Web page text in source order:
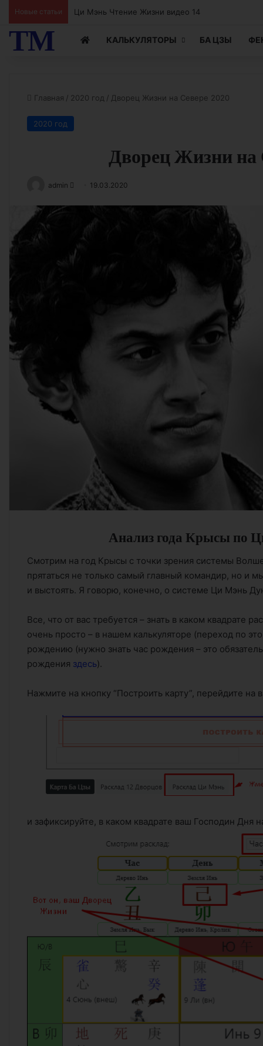
Новые статьи Ци Мэнь Чтение Жизни видео 13
ТМ КАЛЬКУЛЯТОРЫ БА ЦЗЫ
Главная / 2020 год / Дворец Жизни на Севере 2020
2020 год
Дворец Жизни на
admin 19.03.2020
Анализ года Крысы по
Смотрим на год Крысы с точки зрения системы
прятаться не только самый главный командир, но
и выстоять. Я говорю, конечно, о системе Ци Мэнь
Все, что от вас требуется – знать в каком квадрате
очень просто – в нашем калькуляторе (переход по
рождению (нужно знать час рождения – это
рождения здесь).
Нажмите на кнопку “Построить карту”, перейдите на
и зафиксируйте, в каком квадрате ваш Господин Дня